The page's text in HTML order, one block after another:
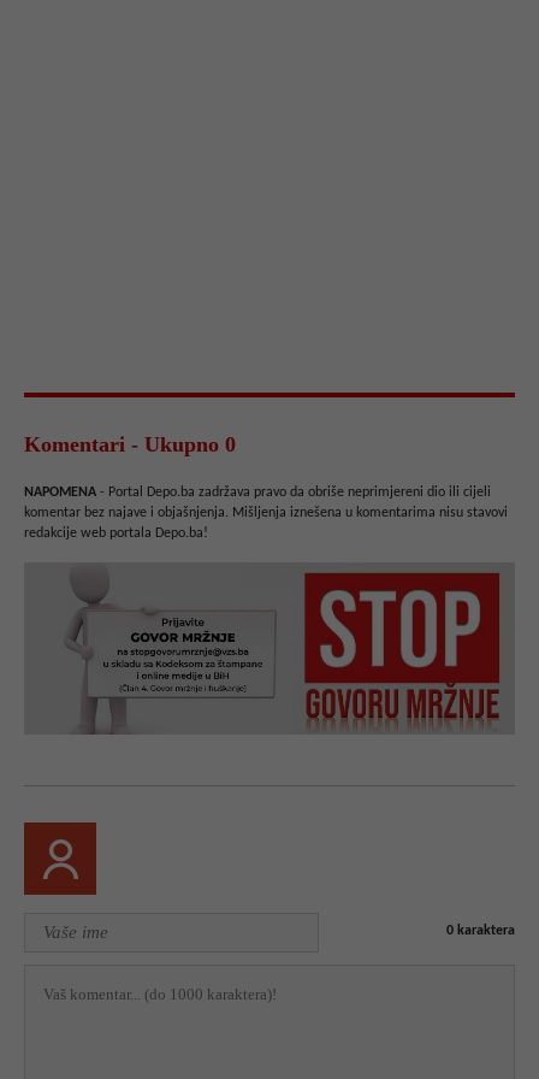
Komentari - Ukupno 0
NAPOMENA - Portal Depo.ba zadržava pravo da obriše neprimjereni dio ili cijeli
komentar bez najave i objašnjenja. Mišljenja iznešena u komentarima nisu stavovi
redakcije web portala Depo.ba!
0 karaktera